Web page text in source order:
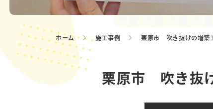
ホーム 施工事例 栗原市 吹き抜けの増築
栗原市 吹き抜